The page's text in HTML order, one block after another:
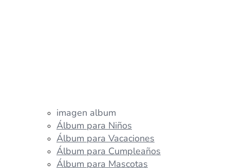
imagen album
Álbum para Niños
Álbum para Vacaciones
Álbum para Cumpleaños
Álbum para Mascotas